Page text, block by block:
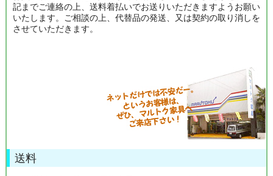
記までご連絡の上、送料着払いでお送りいただきますようお願い
いたします。ご相談の上、代替品の発送、又は契約の取り消しを
させていただきます。
送料